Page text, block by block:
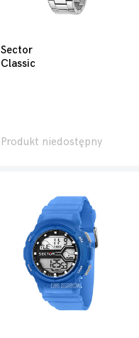
Sector
Classic
Produkt niedostępny